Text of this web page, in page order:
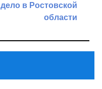
дело в Ростовской
области